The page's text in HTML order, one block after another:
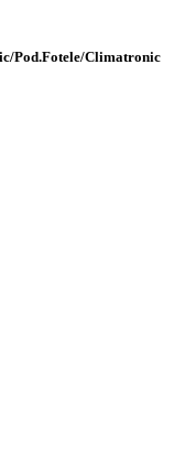
Pod.Fotele/Climatronic